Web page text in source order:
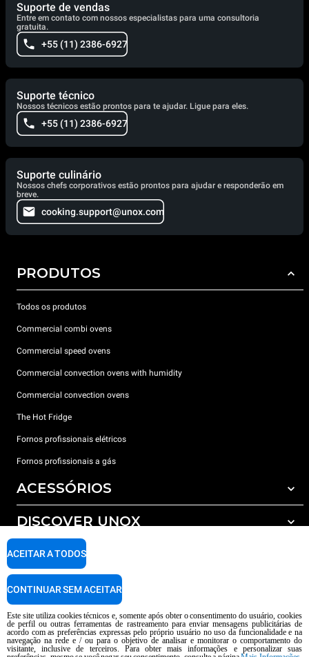
Suporte de vendas
Entre em contato com nossos especialistas para uma consultoria
gratuita.
+55 (11) 2386-6927
Suporte técnico
Nossos técnicos estão prontos para te ajudar. Ligue para eles.
+55 (11) 2386-6927
Suporte culinário
Nossos chefs corporativos estão prontos para ajudar e responderão em
breve.
cooking.support@unox.com
PRODUTOS
Todos os produtos
Commercial combi ovens
Commercial speed ovens
Commercial convection ovens with humidity
Commercial convection ovens
The Hot Fridge
Fornos profissionais elétricos
Fornos profissionais a gás
ACESSÓRIOS
Todos os acessórios
Detergents for automatic washing
Detergents for manual washing
Water treatment with resin filters
DISCOVER UNOX
Os nossos escritórios no mundo
SUPPORT
Garantia Unox
Encontre os Centros Service
AI Content Disclaimer
Privacy policy Cookie policy
Este site utiliza cookies técnicos e, somente após obter o consentimento do usuário, cookies
de perfil ou outras ferramentas de rastreamento para enviar mensagens publicitárias de
acordo com as preferências expressas pelo próprio usuário no uso da funcionalidade e na
navegação na rede e / ou para o objetivo de analisar e monitorar o comportamento do
visitante, inclusive de terceiros. Para obter mais informações e personalizar suas
ACEITAR A TODOS
CONTINUAR SEM ACEITAR